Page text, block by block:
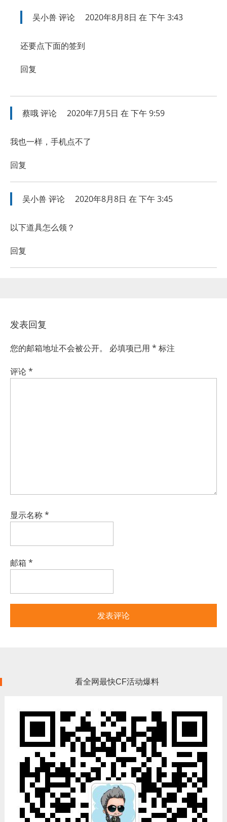
吴小兽评论 2020年8月8日 在 下午 3:43
还要点下面的签到
回复
蔡哦评论 2020年7月5日 在 下午 9:59
我也一样，手机点不了
回复
吴小兽评论 2020年8月8日 在 下午 3:45
以下道具怎么领？
回复
发表回复
您的邮箱地址不会被公开。 必填项已用 * 标注
评论*
显示名称*
邮箱 *
看全网最快CF活动爆料